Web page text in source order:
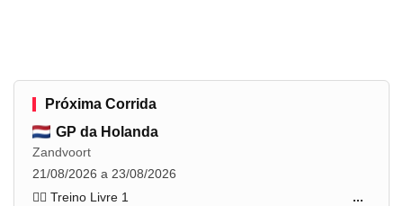
Próxima Corrida
GP da Holanda
Zandvoort
21/08/2026 a 23/08/2026
🏋️‍♂️ Treino Livre 1
...